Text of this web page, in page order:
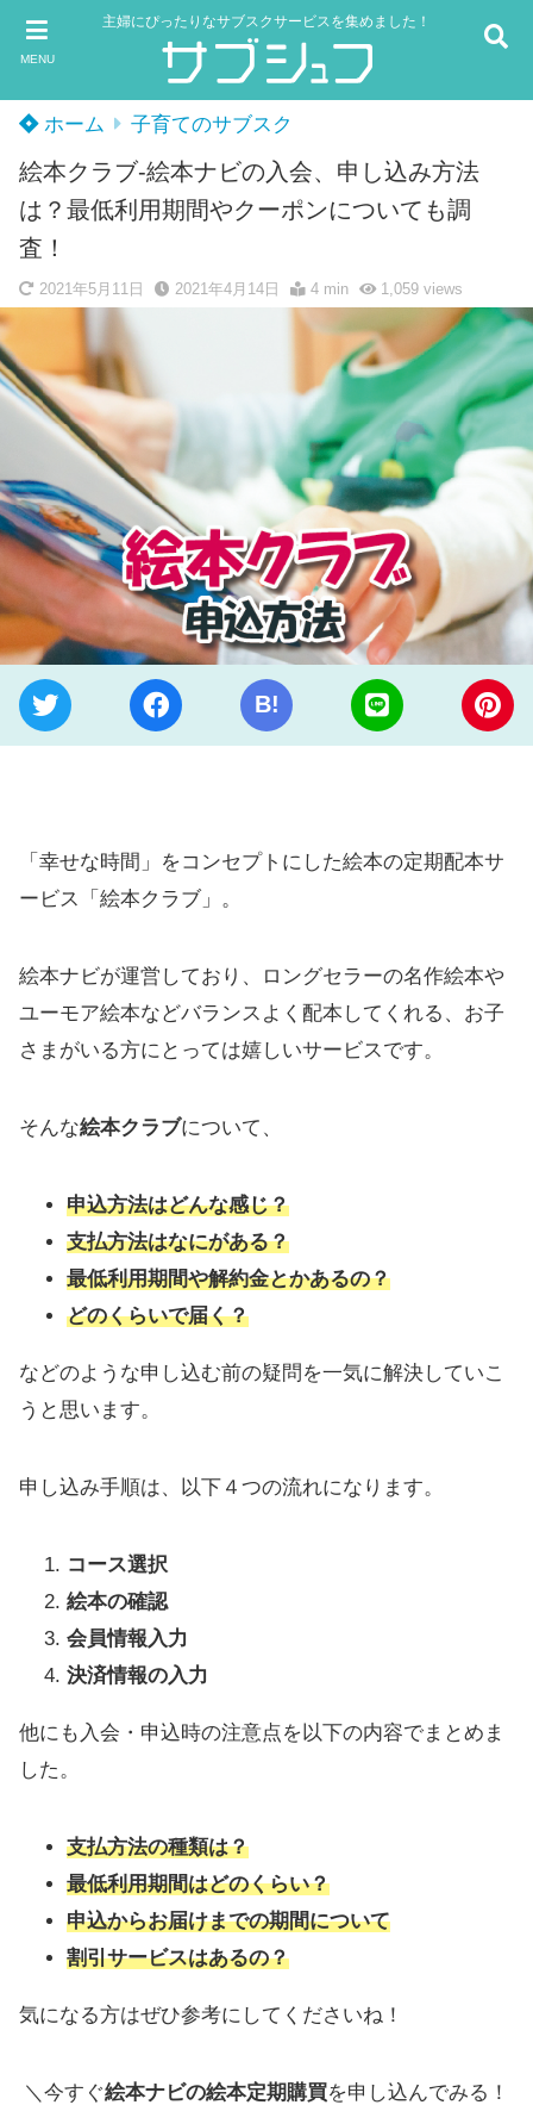
MENU
主婦にぴったりなサブスクサービスを集めました！
ホーム 子育てのサブスク
絵本クラブ-絵本ナビの入会、申し込み方法
は？最低利用期間やクーポンについても調
査！
2021年5月11日 2021年4月14日 4 min 1,059views
B!
「幸せな時間」をコンセプトにした絵本の定期配本サ
ービス「絵本クラブ」。
絵本ナビが運営しており、ロングセラーの名作絵本や
ユーモア絵本などバランスよく配本してくれる、お子
さまがいる方にとっては嬉しいサービスです。
そんな​絵本クラブについて、
申込方法はどんな感じ？
支払方法はなにがある？
最低利用期間や解約金とかあるの？
どのくらいで届く？
などのような申し込む前の疑問を一気に解決していこ
うと思います。
申し込み手順は、以下４つの流れになります。
コース選択
絵本の確認
会員情報入力
決済情報の入力
他にも入会・申込時の注意点を以下の内容でまとめま
した。
支払方法の種類は？
最低利用期間はどのくらい？
申込からお届けまでの期間について
割引サービスはあるの？
気になる方はぜひ参考にしてくださいね！
＼今すぐ絵本ナビの絵本定期購買を申し込んでみる！